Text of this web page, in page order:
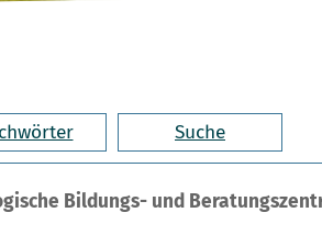
Suche
Bildungs- und